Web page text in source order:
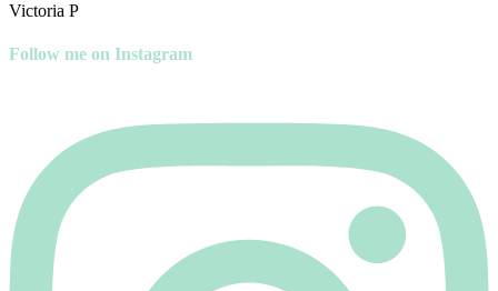
Victoria P
Follow me on Instagram